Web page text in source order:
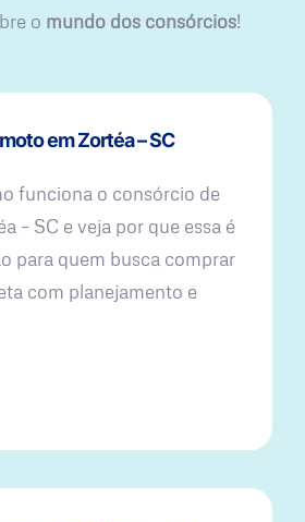
o mundo dos consórcios!
em Zortéa – SC
funciona o consórcio de
– SC e veja por que essa é
para quem busca comprar
com planejamento e